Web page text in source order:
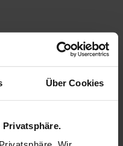
Über Cookies
10 82